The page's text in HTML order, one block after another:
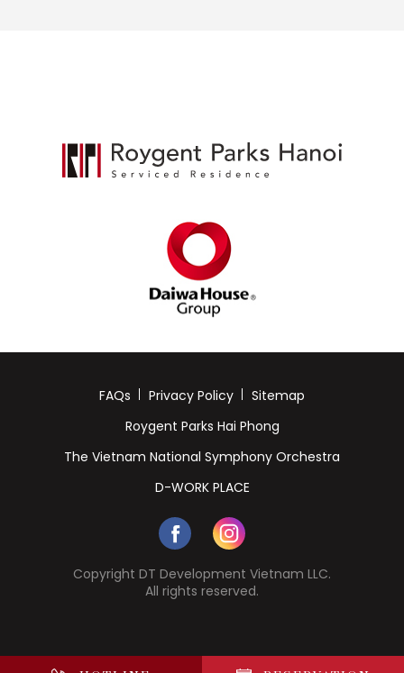
FAQs Privacy Policy
Sitemap
Roygent Parks Hai Phong
The Vietnam National Symphony Orchestra
D-WORK PLACE
Copyright DT Development Vietnam LLC.
All rights reserved.